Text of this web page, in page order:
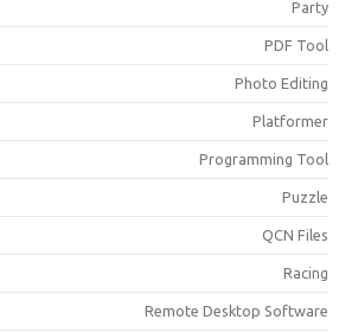
PDF
Photo
Programming
QCN
Remote Desktop